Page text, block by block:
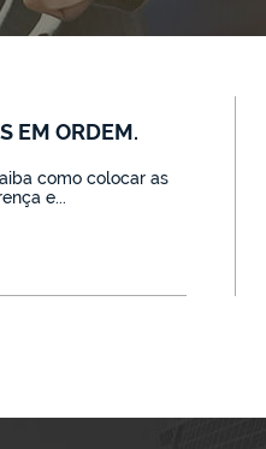
EM ORDEM.
como colocar as
e...